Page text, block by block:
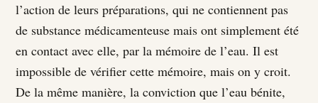
l’action de leurs préparations, qui ne contiennent pas
de substance médicamenteuse mais ont simplement été
en contact avec elle, par la mémoire de l’eau. Il est
impossible de vérifier cette mémoire, mais on y croit.
De la même manière, la conviction que l’eau bénite,